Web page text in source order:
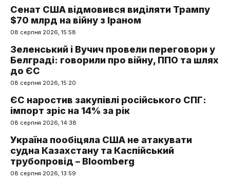
Сенат США відмовився виділяти Трампу
$70 млрд на війну з Іраном
08 серпня 2026, 15:58
Зеленський і Вучич провели переговори у
Белграді: говорили про війну, ППО та шлях
до ЄС
08 серпня 2026, 15:20
ЄС наростив закупівлі російського СПГ:
імпорт зріс на 14% за рік
08 серпня 2026, 14:38
Україна пообіцяла США не атакувати
судна Казахстану та Каспійський
трубопровід – Bloomberg
08 серпня 2026, 13:59